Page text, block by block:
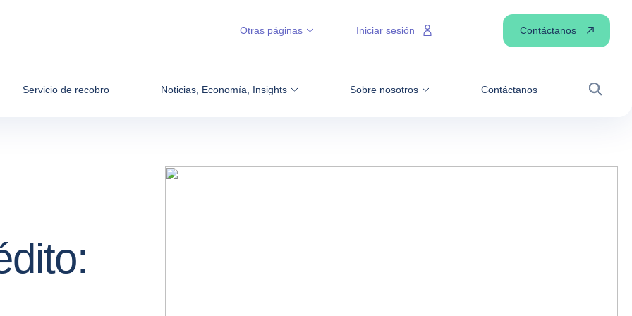
Servicio de recobro Noticias, Economía, Insights Sobre nosotros Contáctanos
Buscar
Otras páginas Iniciar sesión Contáctanos